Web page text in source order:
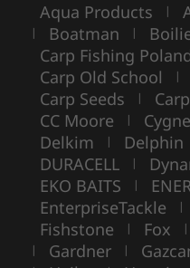
Aqua Products |
| Boatman |
Carp Fishing
Carp Old School |
Carp Seeds |
CC Moore |
Delkim | Delphin
DURACELL |
EKO BAITS |
EnterpriseTackle |
Fishstone | Fox |
| Gardner |